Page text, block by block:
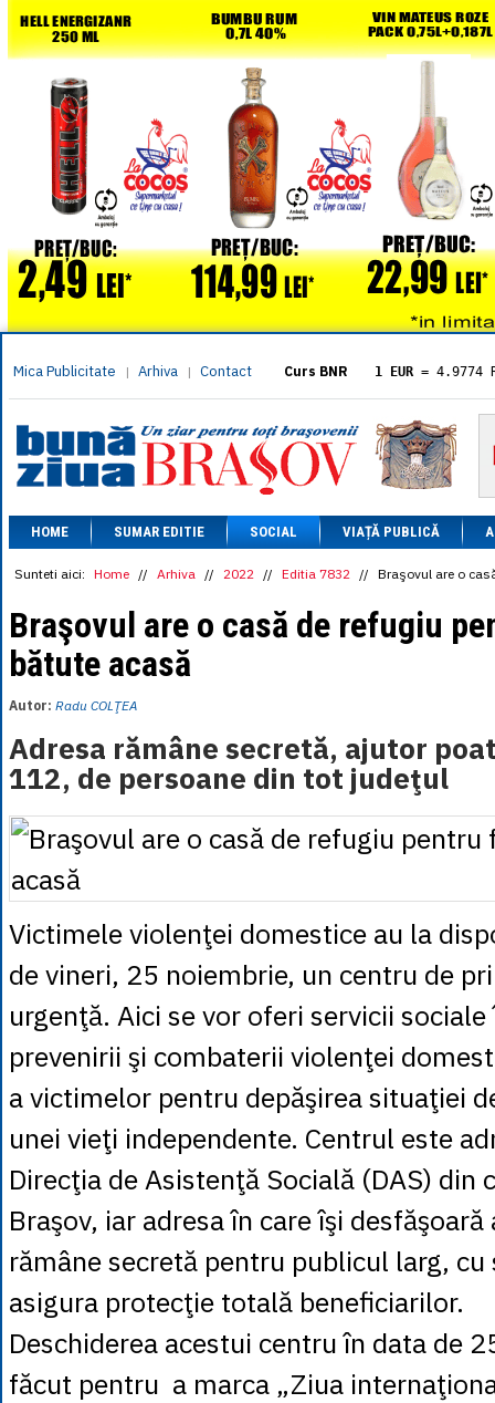
Mica Publicitate | Arhiva | Contact Curs BNR 1 EUR = 4.9774
= 5.8304
1 XAU= 464.4611
1 AED= 1.1933
1 AUD= 2.7957
1 BGN= 2.5449
1 CAD= 3.1559
1 CHF= 5.2813
1 CNY= 0.6015
1 DKK
= 0.6668
1 EGP
= 0.0860
1 MXN= 0.2227
1 NOK = 0.4191
1 NZD = 2.6097
1 RSD
= 0.0425
1 RUB= 0.0530
1 XDR
= 5.9383
= 0.2318
HOME SUMAR EDITIE SOCIAL VIAȚĂ PUBLICĂ
Sunteti aici: Home // Arhiva // 2022 // Editia 7832 // Braşovul are o
Braşovul are o casă de refugiu
bătute acasă
Autor: Radu COLŢEA
Adresa rămâne secretă, ajutor
112, de persoane din tot judeţul
Victimele violenţei domestice au la
de vineri, 25 noiembrie, un centru de
urgenţă. Aici se vor oferi servicii sociale
prevenirii şi combaterii violenţei
a victimelor pentru depăşirea situaţiei
unei vieţi independente. Centrul este
Direcţia de Asistenţă Socială (DAS) din
Braşov, iar adresa în care îşi
rămâne secretă pentru publicul larg, cu
asigura protecţie totală beneficiarilor.
Deschiderea acestui centru în data de
făcut pentru a marca „Ziua